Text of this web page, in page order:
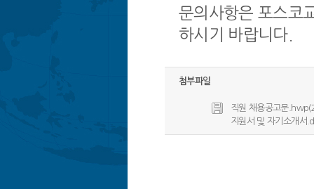
문의사항은 포스코
하시기 바랍니다.
첨부파일
직원 채용공고문
지원서 및 자기소개